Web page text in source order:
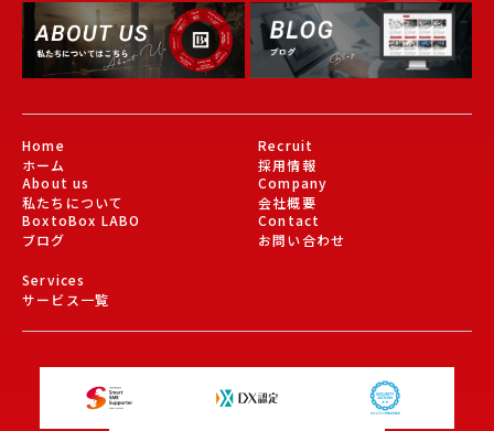
About Us Blog
Home
ホーム
About us
私たちについて
BoxtoBox LABO
ブログ
Recruit
採用情報
Company
会社概要
Contact
お問い合わせ
Services
サービス一覧